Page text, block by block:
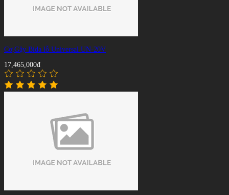
Cơ,Gậy Bida lỗ Universal UN-20V
17,465,000đ